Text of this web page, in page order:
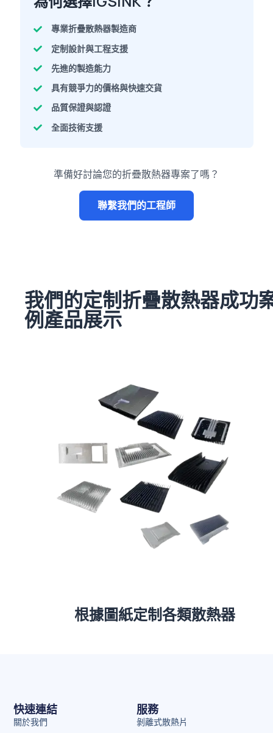
專業折疊散熱器製造商
定制設計與工程支援
先進的製造能力
具有競爭力的價格與快速交貨
品質保證與認證
全面技術支援
準備好討論您的折疊散熱器專案了嗎？
聯繫我們的工程師
我們的定制折疊散熱器成功
例產品展示
根據圖紙定制各類散熱器
服務
剝離式散熱片
快速連結
關於我們